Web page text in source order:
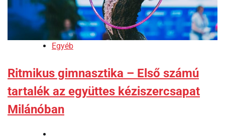
Egyéb
Ritmikus gimnasztika – Első számú
tartalék az együttes kéziszercsapat
Milánóban